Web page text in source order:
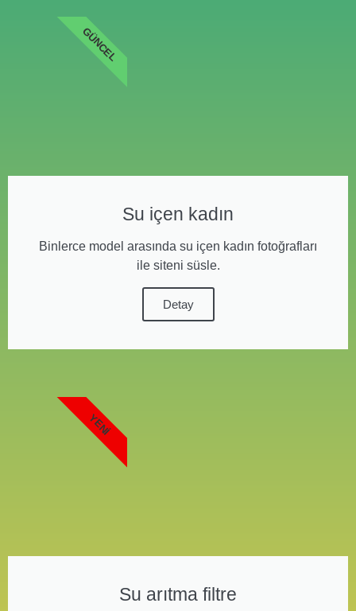
Su içen kadın
Binlerce model arasında su içen kadın fotoğrafları
ile siteni süsle.
Detay
GÜNCEL
Su arıtma filtre
YENI